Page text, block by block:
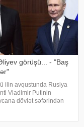
görüşü... - "Baş
ilin avqustunda Rusiya
Vladimir Putinin
dövlət səfərindən